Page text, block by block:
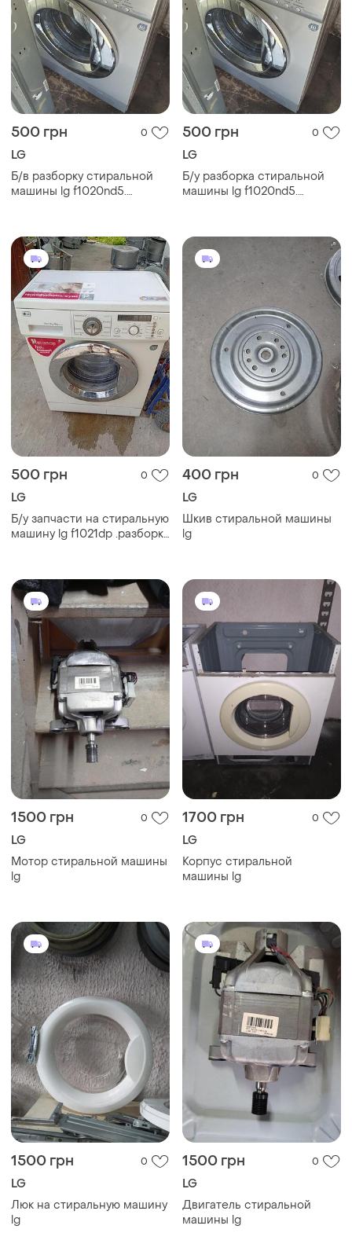
500 грн 0
LG
Б/в разборку стиральной
машины lg f1020nd5.
500 грн 0
LG
Б/у разборка стиральной
машины lg f1020nd5.
500 грн 0
LG
Б/у запчасти на стиральную
машину lg f1021dp .разборка
запчастям
400 грн 0
LG
Шкив стиральной машины
lg
1500 грн 0
LG
Мотор стиральной машины
lg
1700 грн 0
LG
Корпус стиральной
машины lg
1500 грн 0
LG
Люк на стиральную машину
lg
1500 грн 0
LG
Двигатель стиральной
машины lg